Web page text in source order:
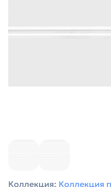
Коллекция: Коллекция